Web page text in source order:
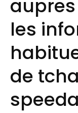
les
de